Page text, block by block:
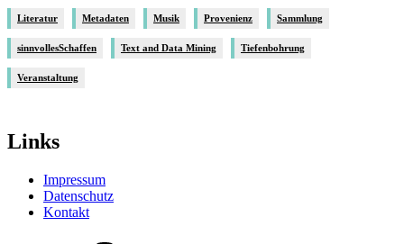
Literatur Metadaten Musik Provenienz Sammlung
sinnvollesSchaffen Text and Data Mining Tiefenbohrung
Veranstaltung
Links
Impressum
Datenschutz
Kontakt